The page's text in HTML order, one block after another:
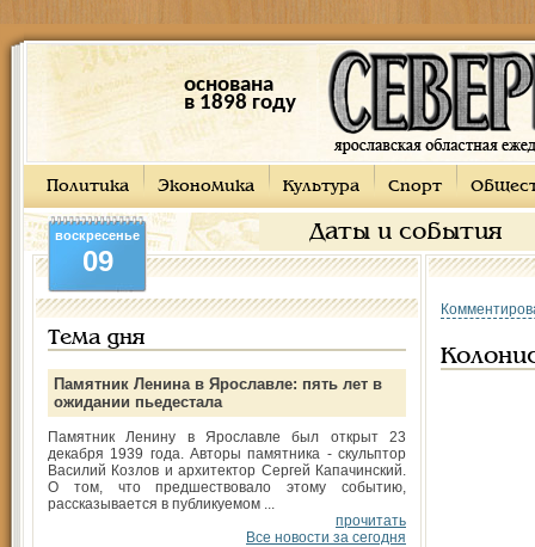
основана
в 1898 году
Политика Экономика Культура Спорт
Даты и события
воскресенье
09
Тема дня
Памятник Ленина в Ярославле: пять лет в
ожидании пьедестала
Памятник Ленину в Ярославле был открыт 23
декабря 1939 года. Авторы памятника - скульптор
Василий Козлов и архитектор Сергей Капачинский.
О том, что предшествовало этому событию,
рассказывается в публикуемом ...
прочитать
Все новости за сегодня